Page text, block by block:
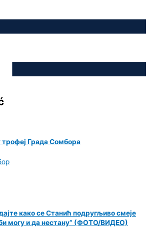
Града Сомбора
како се Станић подругљиво смеје
могу и да нестану“ (ФОТО/ВИДЕО)